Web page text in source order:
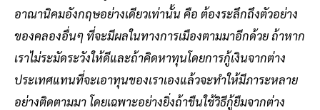
อาณานิคมอังกฤษอย่างเดียวเท่านั้น คือ ต้องระลึกถึงตัวอย่าง
ของคลองอื่นๆ ที่จะมีผลในทางการเมืองตามมาอีกด้วย ถ้าหาก
เราไม่ระมัดระวังให้ดีและถ้าคิดหาทุนโดยการกู้เงินจากต่าง
ประเทศแทนที่จะเอาทุนของเราเองแล้วจะทำให้มีภาระหลาย
อย่างติดตามมา โดยเฉพาะอย่างยิ่งถ้าขืนใช้วิธีกู้ยืมจากต่าง